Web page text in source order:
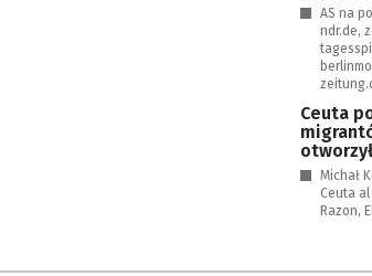
AS na
ndr.de,
Ceuta
Michał
Ceuta al
Razon,